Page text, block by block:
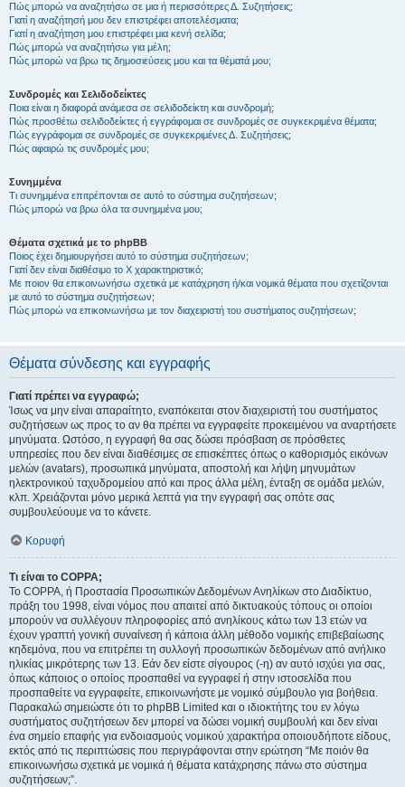
Πώς μπορώ να αναζητήσω σε μια ή περισσότερες Δ. Συζητήσεις;
Γιατί η αναζήτησή μου δεν επιστρέφει αποτελέσματα;
Γιατί η αναζήτηση μου επιστρέφει μια κενή σελίδα;
Πώς μπορώ να αναζητήσω για μέλη;
Πώς μπορώ να βρω τις δημοσιεύσεις μου και τα θέματά μου;
Συνδρομές και Σελιδοδείκτες
Ποια είναι η διαφορά ανάμεσα σε σελιδοδείκτη και συνδρομή;
Πώς προσθέτω σελιδοδείκτες ή εγγράφομαι σε συνδρομές σε συγκεκριμένα θέματα;
Πώς εγγράφομαι σε συνδρομές σε συγκεκριμένες Δ. Συζητήσεις;
Πώς αφαιρώ τις συνδρομές μου;
Συνημμένα
Τι συνημμένα επιτρέπονται σε αυτό το σύστημα συζητήσεων;
Πώς μπορώ να βρω όλα τα συνημμένα μου;
Θέματα σχετικά με το phpBB
Ποιος έχει δημιουργήσει αυτό το σύστημα συζητήσεων;
Γιατί δεν είναι διαθέσιμο το Χ χαρακτηριστικό;
Με ποιον θα επικοινωνήσω σχετικά με κατάχρηση ή/και νομικά θέματα που σχετίζονται
με αυτό το σύστημα συζητήσεων;
Πώς μπορώ να επικοινωνήσω με τον διαχειριστή του συστήματος συζητήσεων;
Θέματα σύνδεσης και εγγραφής
Γιατί πρέπει να εγγραφώ;
Ίσως να μην είναι απαραίτητο, εναπόκειται στον διαχειριστή του συστήματος
συζητήσεων ως προς το αν θα πρέπει να εγγραφείτε προκειμένου να αναρτήσετε
μηνύματα. Ωστόσο, η εγγραφή θα σας δώσει πρόσβαση σε πρόσθετες
υπηρεσίες που δεν είναι διαθέσιμες σε επισκέπτες όπως ο καθορισμός εικόνων
μελών (avatars), προσωπικά μηνύματα, αποστολή και λήψη μηνυμάτων
ηλεκτρονικού ταχυδρομείου από και προς άλλα μέλη, ένταξη σε ομάδα μελών,
κλπ. Χρειάζονται μόνο μερικά λεπτά για την εγγραφή σας οπότε σας
συμβουλεύουμε να το κάνετε.
Κορυφή
Τι είναι το COPPA;
Το COPPA, ή Προστασία Προσωπικών Δεδομένων Ανηλίκων στο Διαδίκτυο,
πράξη του 1998, είναι νόμος που απαιτεί από δικτυακούς τόπους οι οποίοι
μπορούν να συλλέγουν πληροφορίες από ανηλίκους κάτω των 13 ετών να
έχουν γραπτή γονική συναίνεση ή κάποια άλλη μέθοδο νομικής επιβεβαίωσης
κηδεμόνα, που να επιτρέπει τη συλλογή προσωπικών δεδομένων από ανήλικο
ηλικίας μικρότερης των 13. Εάν δεν είστε σίγουρος (-η) αν αυτό ισχύει για σας,
όπως κάποιος ο οποίος προσπαθεί να εγγραφεί ή στην ιστοσελίδα που
προσπαθείτε να εγγραφείτε, επικοινωνήστε με νομικό σύμβουλο για βοήθεια.
Παρακαλώ σημειώστε ότι το phpBB Limited και ο ιδιοκτήτης του εν λόγω
συστήματος συζητήσεων δεν μπορεί να δώσει νομική συμβουλή και δεν είναι
ένα σημείο επαφής για ενδοιασμούς νομικού χαρακτήρα οποιουδήποτε είδους,
εκτός από τις περιπτώσεις που περιγράφονται στην ερώτηση “Με ποιόν θα
επικοινωνήσω σχετικά με νομικά ή θέματα κατάχρησης πάνω στο σύστημα
συζητήσεων;”.